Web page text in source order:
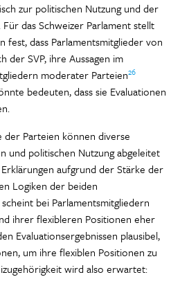
zur politischen Nutzung und der
das Schweizer Parlament stellt
fest, dass Parlamentsmitglieder von
der SVP, ihre Aussagen im
moderater Parteien26
bedeuten, dass sie Evaluationen
Parteien können diverse
und politischen Nutzung abgeleitet
aufgrund der Stärke der
Logiken der beiden
bei Parlamentsmitgliedern
ihrer flexibleren Positionen eher
Evaluationsergebnissen plausibel,
um ihre flexiblen Positionen zu
wird also erwartet: